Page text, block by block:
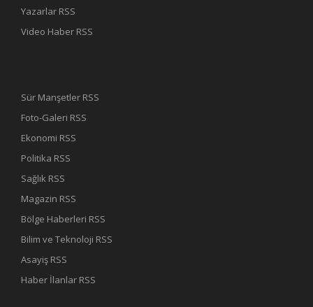
Yazarlar RSS
Video Haber RSS
Sür Manşetler RSS
Foto-Galeri RSS
Ekonomi RSS
Politika RSS
Sağlık RSS
Magazin RSS
Bölge Haberleri RSS
Bilim ve Teknoloji RSS
Asayiş RSS
Haber İlanlar RSS